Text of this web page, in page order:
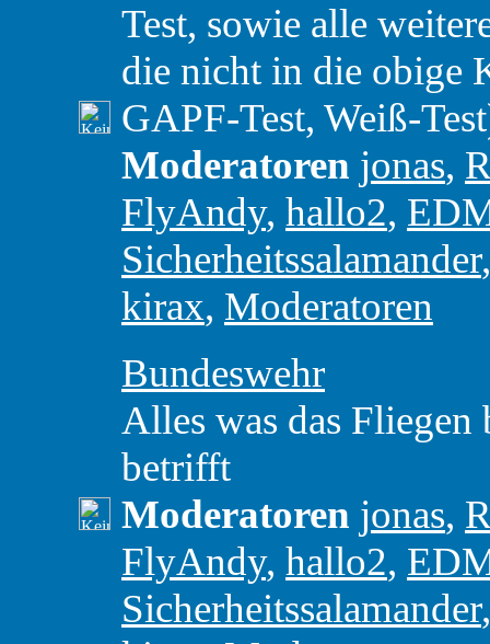
Test, sowie alle
die nicht in die obige
GAPF-Test, Weiß-
Moderatoren jonas,
FlyAndy, hallo2,
Sicherheitssalamander
kirax, Moderatoren
Bundeswehr
Alles was das Fliegen
betrifft
Moderatoren jonas,
FlyAndy, hallo2,
Sicherheitssalamander